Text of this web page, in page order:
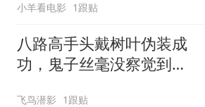
小羊看电影 1跟贴
八路高手头戴树叶伪装成
功，鬼子丝毫没察觉到，
飞鸟潜影 1跟贴